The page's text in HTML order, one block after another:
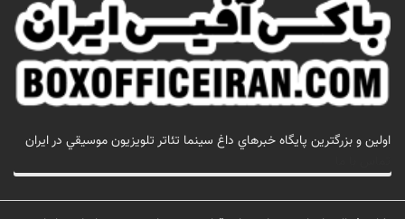
اولين و بزرگترين پايگاه خبرهاي داغ سينما تئاتر تلويزيون موسيقي در ايران